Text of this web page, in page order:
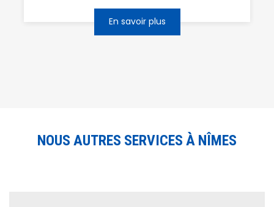
En savoir plus
NOUS AUTRES SERVICES À NÎMES